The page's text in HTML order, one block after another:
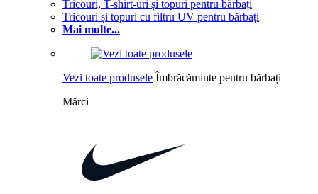
Tricouri, T-shirt-uri și topuri pentru bărbați
Tricouri și topuri cu filtru UV pentru bărbați
Mai multe...
Vezi toate produsele Îmbrăcăminte pentru bărbați
Mărci